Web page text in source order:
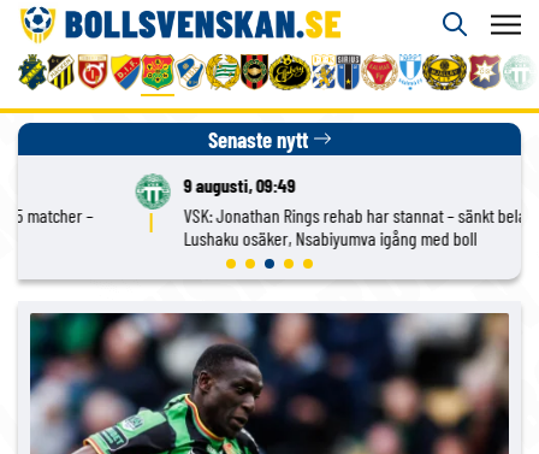
Senaste nytt
9 augusti, 09:49
VSK: Jonathan Rings rehab har stannat – sänkt belastning;
Lushaku osäker, Nsabiyumva igång med boll